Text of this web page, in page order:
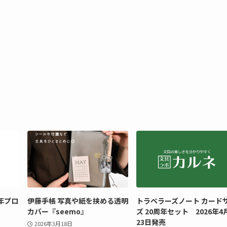
プロ
伊藤手帳 写真や紙を挟める透明
カバー『seemo』
2026年3月18日
トラベラーズノート カード
ズ 20周年セット 2026年4
23日発売